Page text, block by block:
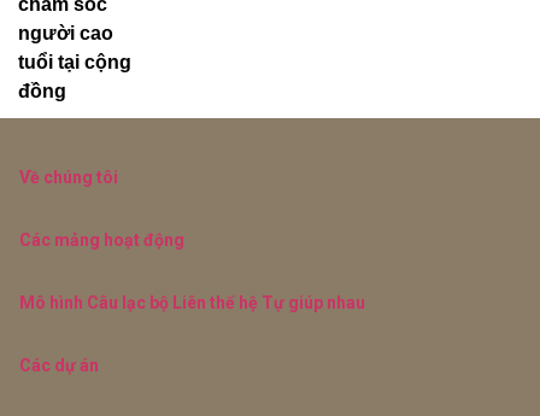
người cao
tuổi tại cộng
đồng
Về chúng tôi
Các mảng hoạt động
Mô hình Câu lạc bộ Liên thế hệ Tự giúp nhau
Các dự án